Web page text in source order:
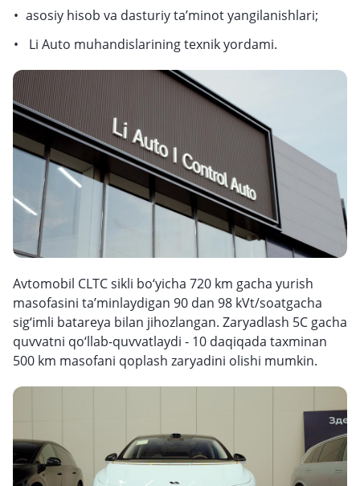
asosiy hisob va dasturiy ta’minot yangilanishlari;
Li Auto muhandislarining texnik yordami.
Avtomobil CLTC sikli bo‘yicha 720 km gacha yurish
masofasini ta’minlaydigan 90 dan 98 kVt/soatgacha
sig‘imli batareya bilan jihozlangan. Zaryadlash 5C gacha
quvvatni qo‘llab-quvvatlaydi - 10 daqiqada taxminan
500 km masofani qoplash zaryadini olishi mumkin.